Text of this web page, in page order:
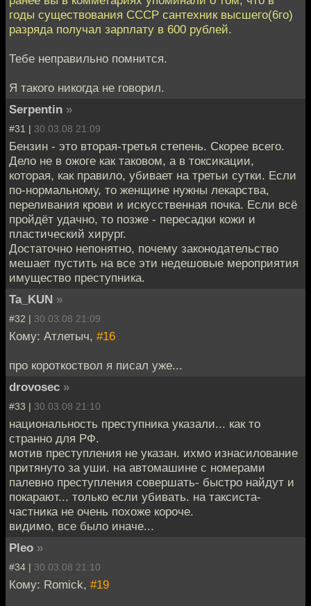
годы существования СССР сантехник высшего(6го)
разряда получал зарплату в 600 рублей.
Тебе неправильно помнится.
Я такого никогда не говорил.
Serpentin »
#31 | 30.03.08 21:09
Бензин - это вторая-третья степень. Скорее всего.
Дело не в ожоге как таковом, а в токсикации,
которая, как правило, убивает на третьи сутки. Если
по-нормальному, то женщине нужны лекарства,
переливания крови и искусственная почка. Если всё
пройдёт удачно, то позже - пересадки кожи и
пластический хирург.
Достаточно непонятно, почему законодательство
мешает пустить на все эти недешовые мероприятия
имущество преступника.
Ta_KUN »
#32 | 30.03.08 21:09
Кому: Атлетыч, #16
про короткоствол я писал уже...
drovosec »
#33 | 30.03.08 21:10
национальность преступника указали... как то
странно для РФ.
мотив преступления не указан. ихмо изнасилование
притянуто за уши. на автомашине с номерами
палевно преступления совершать- быстро найдут и
покарают... только если убивать. на таксиста-
частника не очень похоже короче.
видимо, все было иначе...
Pleo »
#34 | 30.03.08 21:10
Кому: Romick, #19